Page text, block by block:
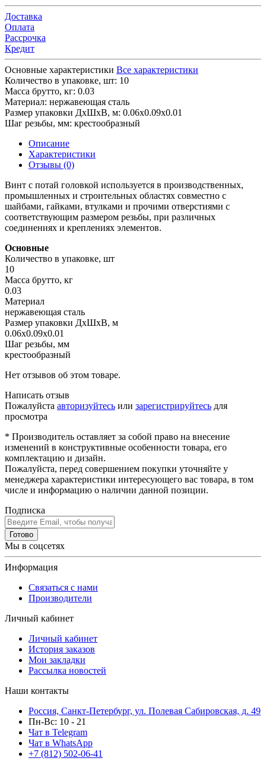
Доставка
Оплата
Рассрочка
Кредит
Основные характеристики Все характеристики
Количество в упаковке, шт: 10
Масса брутто, кг: 0.03
Материал: нержавеющая сталь
Размер упаковки ДхШхВ, м: 0.06x0.09x0.01
Шаг резьбы, мм: крестообразный
Описание
Характеристики
Отзывы (0)
Винт с потай головкой используется в производственных,
промышленных и строительных областях совместно с
шайбами, гайками, втулками и прочими отверстиями с
соответствующим размером резьбы, при различных
соединениях и креплениях элементов.
Основные
Количество в упаковке, шт
10
Масса брутто, кг
0.03
Материал
нержавеющая сталь
Размер упаковки ДхШхВ, м
0.06x0.09x0.01
Шаг резьбы, мм
крестообразный
Нет отзывов об этом товаре.
Написать отзыв
Пожалуйста авторизуйтесь или зарегистрируйтесь для
просмотра
* Производитель оставляет за собой право на внесение
изменений в конструктивные особенности товара, его
комплектацию и дизайн.
Пожалуйста, перед совершением покупки уточняйте у
менеджера характеристики интересующего вас товара, в том
числе и информацию о наличии данной позиции.
Подписка
Готово
Мы в соцсетях
Информация
Связаться с нами
Производители
Личный кабинет
Личный кабинет
История заказов
Мои закладки
Рассылка новостей
Наши контакты
Россия, Санкт-Петербург, ул. Полевая Сабировская, д. 49
Пн-Вс: 10 - 21
Чат в Telegram
Чат в WhatsApp
+7 (812) 502-06-41